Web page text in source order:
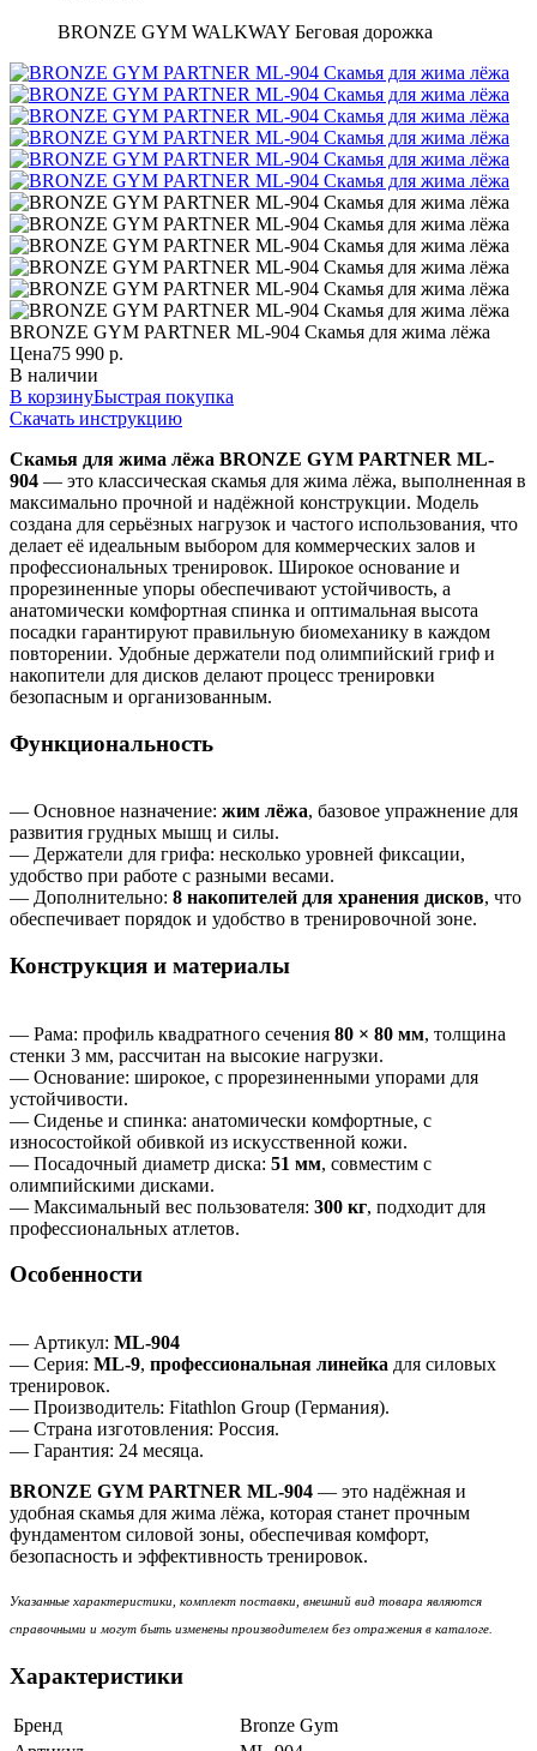
BRONZE GYM WALKWAY Беговая дорожка
BRONZE GYM PARTNER ML-904 Скамья для жима лёжа
Цена75 990 р.
В наличии
В корзинуБыстрая покупка
Скачать инструкцию
Скамья для жима лёжа BRONZE GYM PARTNER ML-
904 — это классическая скамья для жима лёжа, выполненная в
максимально прочной и надёжной конструкции. Модель
создана для серьёзных нагрузок и частого использования, что
делает её идеальным выбором для коммерческих залов и
профессиональных тренировок. Широкое основание и
прорезиненные упоры обеспечивают устойчивость, а
анатомически комфортная спинка и оптимальная высота
посадки гарантируют правильную биомеханику в каждом
повторении. Удобные держатели под олимпийский гриф и
накопители для дисков делают процесс тренировки
безопасным и организованным.
Функциональность
— Основное назначение: жим лёжа, базовое упражнение для
развития грудных мышц и силы.
— Держатели для грифа: несколько уровней фиксации,
удобство при работе с разными весами.
— Дополнительно: 8 накопителей для хранения дисков, что
обеспечивает порядок и удобство в тренировочной зоне.
Конструкция и материалы
— Рама: профиль квадратного сечения 80 × 80 мм, толщина
стенки 3 мм, рассчитан на высокие нагрузки.
— Основание: широкое, с прорезиненными упорами для
устойчивости.
— Сиденье и спинка: анатомически комфортные, с
износостойкой обивкой из искусственной кожи.
— Посадочный диаметр диска: 51 мм, совместим с
олимпийскими дисками.
— Максимальный вес пользователя: 300 кг, подходит для
профессиональных атлетов.
Особенности
— Артикул: ML-904
— Серия: ML-9, профессиональная линейка для силовых
тренировок.
— Производитель: Fitathlon Group (Германия).
— Страна изготовления: Россия.
— Гарантия: 24 месяца.
BRONZE GYM PARTNER ML-904 — это надёжная и
удобная скамья для жима лёжа, которая станет прочным
фундаментом силовой зоны, обеспечивая комфорт,
безопасность и эффективность тренировок.
Указанные характеристики, комплект поставки, внешний вид товара являются
справочными и могут быть изменены производителем без отражения в каталоге.
Характеристики
Бренд
Bronze Gym